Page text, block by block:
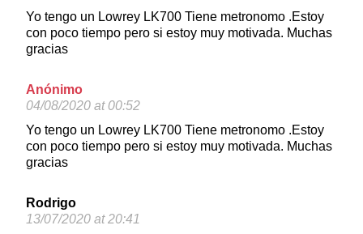
Yo tengo un Lowrey LK700 Tiene metronomo .Estoy
con poco tiempo pero si estoy muy motivada. Muchas
gracias
Anónimo
04/08/2020 at 00:52
Yo tengo un Lowrey LK700 Tiene metronomo .Estoy
con poco tiempo pero si estoy muy motivada. Muchas
gracias
Rodrigo
13/07/2020 at 20:41